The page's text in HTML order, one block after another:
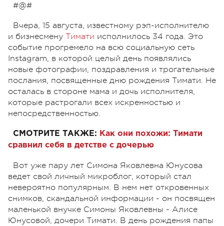
#@#
Вчера, 15 августа, известному рэп-исполнителю
и бизнесмену Тимати исполнилось 34 года. Это
событие прогремело на всю социальную сеть
Instagram, в которой целый день появлялись
новые фотографии, поздравления и трогательные
послания, посвященные дню рождения Тимати. Не
осталась в стороне мама и дочь исполнителя,
которые растрогали всех искренностью и
непосредственностью.
СМОТРИТЕ ТАКЖЕ: Как они похожи: Тимати
сравнил себя в детстве с дочерью
Вот уже пару лет Симона Яковлевна Юнусова
ведет свой личный микроблог, который стал
невероятно популярным. В нем нет откровенных
снимков, скандальной информации - он посвящен
маленькой внучке Симоны Яковлевны - Алисе
Юнусовой, дочери Тимати. В день рождения папы